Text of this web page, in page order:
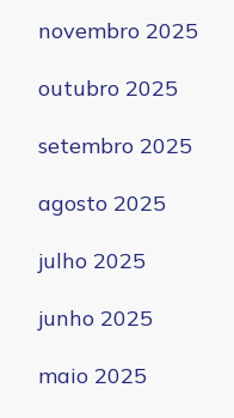
novembro 2025
outubro 2025
setembro 2025
agosto 2025
julho 2025
junho 2025
maio 2025